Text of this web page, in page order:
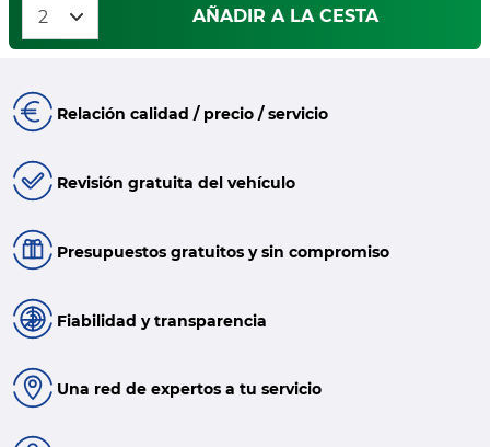
AÑADIR A LA CESTA
Relación calidad / precio / servicio
Revisión gratuita del vehículo
Presupuestos gratuitos y sin compromiso
Fiabilidad y transparencia
Una red de expertos a tu servicio